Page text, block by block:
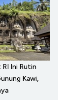
Ini Rutin
Kawi,